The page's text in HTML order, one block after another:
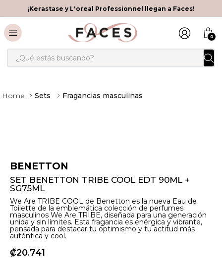
¡Kerastase y L'oreal Professionnel llegan a Faces!
0
¿Qué estás buscando?
Sets Fragancias masculinas
BENETTON
SET BENETTON TRIBE COOL EDT 90ML +
SG75ML
We Are TRIBE COOL de Benetton es la nueva Eau de
Toilette de la emblemática colección de perfumes
masculinos We Are TRIBE, diseñada para una generación
unida y sin límites. Esta fragancia es enérgica y vibrante,
pensada para destacar tu optimismo y tu actitud más
auténtica y cool.
₡20 741